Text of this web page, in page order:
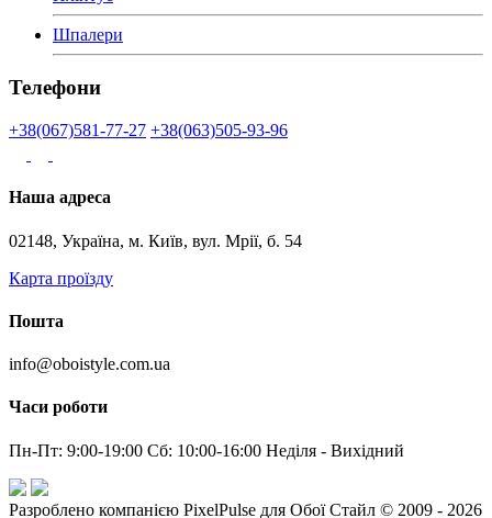
Шпалери
Телефони
+38(067)581-77-27 +38(063)505-93-96
Наша адреса
02148, Україна, м. Київ, вул. Мрії, б. 54
Карта проїзду
Пошта
info@oboistyle.com.ua
Часи роботи
Пн-Пт: 9:00-19:00 Сб: 10:00-16:00 Неділя - Вихідний
Разроблено компанією PixelPulse для Обої Стайл © 2009 - 2026